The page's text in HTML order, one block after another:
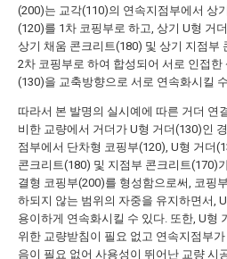
(200)는 교각(110)의 연속지점부에서 상
(120)를 1차 코핑부로 하고, 상기 U형 거
상기 채움 콘크리트(180) 및 상기 지점부
2차 코핑부로 하여 합성되어 서로 인접한
(130)을 교축방향으로 서로 연속화시킬
따라서 본 발명의 실시예에 따른 거더 연
비한 교량에서 거더가 U형 거더(130)인
점부에서 단차형 코핑부(120), U형 거더
콘크리트(180) 및 지점부 콘크리트(170)
결형 코핑부(200)를 형성함으로써, 코핑
하되지 않는 범위의 자중을 유지하면서,
용이하게 연속화시킬 수 있다. 또한, U형
위한 교량받침이 필요 없고 연속지점부
음이 필요 없어 사용성이 뛰어난 교량 시